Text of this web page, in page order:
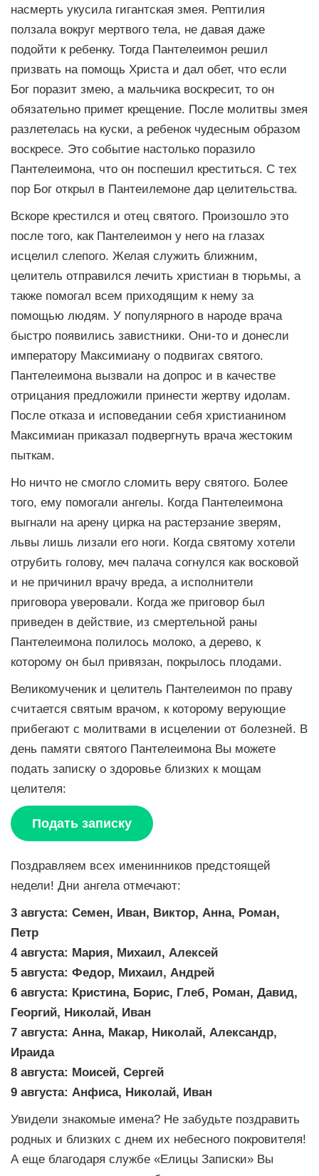
насмерть укусила гигантская змея. Рептилия
ползала вокруг мертвого тела, не давая даже
подойти к ребенку. Тогда Пантелеимон решил
призвать на помощь Христа и дал обет, что если
Бог поразит змею, а мальчика воскресит, то он
обязательно примет крещение. После молитвы змея
разлетелась на куски, а ребенок чудесным образом
воскресе. Это событие настолько поразило
Пантелеимона, что он поспешил креститься. С тех
пор Бог открыл в Пантеилемоне дар целительства.
Вскоре крестился и отец святого. Произошло это
после того, как Пантелеимон у него на глазах
исцелил слепого. Желая служить ближним,
целитель отправился лечить христиан в тюрьмы, а
также помогал всем приходящим к нему за
помощью людям. У популярного в народе врача
быстро появились завистники. Они-то и донесли
императору Максимиану о подвигах святого.
Пантелеимона вызвали на допрос и в качестве
отрицания предложили принести жертву идолам.
После отказа и исповедании себя христианином
Максимиан приказал подвергнуть врача жестоким
пыткам.
Но ничто не смогло сломить веру святого. Более
того, ему помогали ангелы. Когда Пантелеимона
выгнали на арену цирка на растерзание зверям,
львы лишь лизали его ноги. Когда святому хотели
отрубить голову, меч палача согнулся как восковой
и не причинил врачу вреда, а исполнители
приговора уверовали. Когда же приговор был
приведен в действие, из смертельной раны
Пантелеимона полилось молоко, а дерево, к
которому он был привязан, покрылось плодами.
Великомученик и целитель Пантелеимон по праву
считается святым врачом, к которому верующие
прибегают с молитвами в исцелении от болезней. В
день памяти святого Пантелеимона Вы можете
подать записку о здоровье близких к мощам
целителя:
Подать записку
Поздравляем всех именинников предстоящей
недели! Дни ангела отмечают:
3 августа: Семен, Иван, Виктор, Анна, Роман,
Петр
4 августа: Мария, Михаил, Алексей
5 августа: Федор, Михаил, Андрей
6 августа: Кристина, Борис, Глеб, Роман, Давид,
Георгий, Николай, Иван
7 августа: Анна, Макар, Николай, Александр,
Ираида
8 августа: Моисей, Сергей
9 августа: Анфиса, Николай, Иван
Увидели знакомые имена? Не забудьте поздравить
родных и близких с днем их небесного покровителя!
А еще благодаря службе «Елицы Записки» Вы